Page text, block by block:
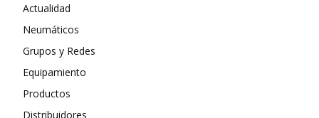
Actualidad
Neumáticos
Grupos y Redes
Equipamiento
Productos
Distribuidores